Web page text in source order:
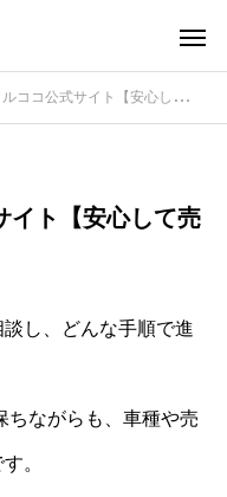
コ公式サイト【安心して売れる】
イト【安心して売
し、どんな手順で進
ちながらも、車種や売
。